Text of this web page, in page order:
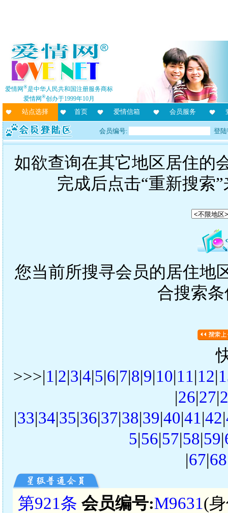
爱情网®是中华人民共和国注册服务商标
爱情网®创办于1999年10月
站点选择 首页 爱情信箱 会员服务
会员编号: 登
如欲查询在其它地区居住的
完成后点击“重新搜索
您当前所搜寻会员的居住地
合搜索
>>>|1|2|3|4|5|6|7|8|9|10|11|12|
|26|27|
|33|34|35|36|37|38|39|40|41|42|
5|56|57|58|59|
|67|68
第921条 会员编号:M9631(